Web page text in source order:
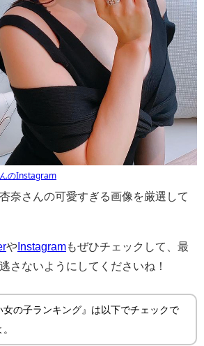
のInstagram
奈さんの可愛すぎる画像を厳選して
や Instagramもぜひチェックして、最
さないようにしてくださいね！
女の子ランキング』は以下でチェックで